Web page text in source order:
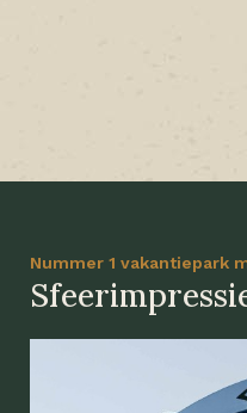
Nummer 1 vakantiepark